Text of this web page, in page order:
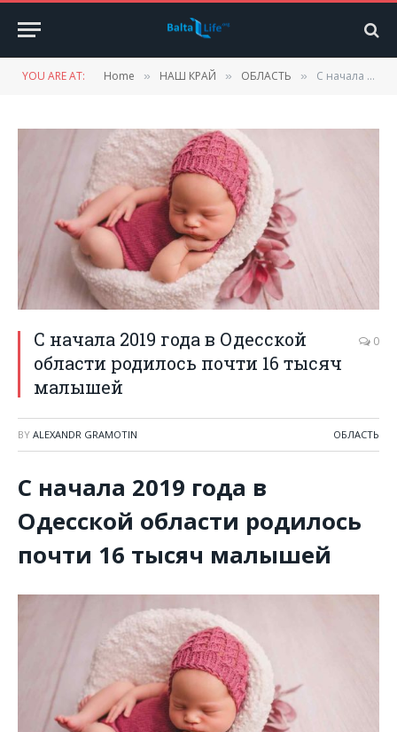
YOU ARE AT: Home » НАШ КРАЙ » ОБЛАСТЬ » С начала 2019 года в Одесской области родилось почти 16 тысяч малышей
С начала 2019 года в Одесской
области родилось почти 16 тысяч
малышей
0
BY ALEXANDR GRAMOTIN ОБЛАСТЬ
С начала 2019 года в
Одесской области родилось
почти 16 тысяч малышей